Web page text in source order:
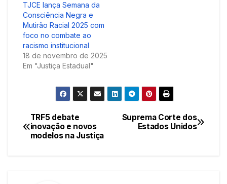
TJCE lança Semana da
Consciência Negra e
Mutirão Racial 2025 com
foco no combate ao
racismo institucional
18 de novembro de 2025
Em "Justiça Estadual"
Navegação
de
Suprema Corte dos
Estados Unidos
TRF5 debate
inovação e novos
modelos na Justiça